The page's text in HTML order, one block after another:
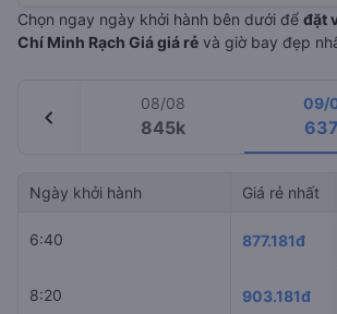
Chọn ngay ngày khởi hành bên dưới để đặt
Chí Minh Rạch Giá giá rẻ và giờ bay đẹp
chevron_left
08/08
845k
09/
Ngày khởi hành Giá rẻ nhất
6:40 877.181đ
8:20 903.181đ